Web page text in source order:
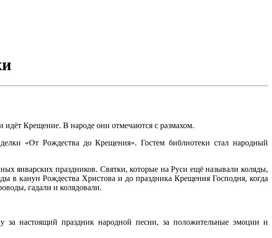
Крещение. В народе они отмечаются с размахом.
«От Рождества до Крещения». Гостем библиотеки стал народный
январских праздников. Святки, которые на Руси ещё называли коляды,
в канун Рождества Христова и до праздника Крещения Господня, когда
гадали и колядовали.
за настоящий праздник народной песни, за положительные эмоции и